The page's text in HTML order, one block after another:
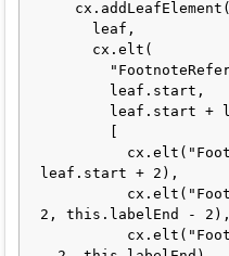
leaf.start + 2),
2, this.labelEnd - 2),